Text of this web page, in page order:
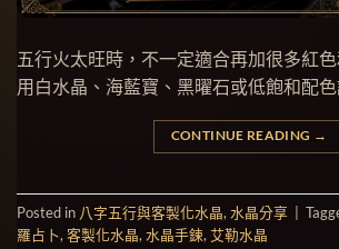
五行火太旺時，不一定適合再加很多紅
用白水晶、海藍寶、黑曜石或低飽和配色
CONTINUE READING →
Posted in 八字五行與客製化水晶, 水晶分享
羅占卜, 客製化水晶, 水晶手鍊, 艾勒水晶